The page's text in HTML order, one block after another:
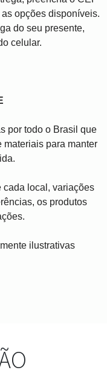
opções disponíveis.
do seu presente,
celular.
por todo o Brasil que
materiais para manter
cada local, variações
os produtos
ilustrativas